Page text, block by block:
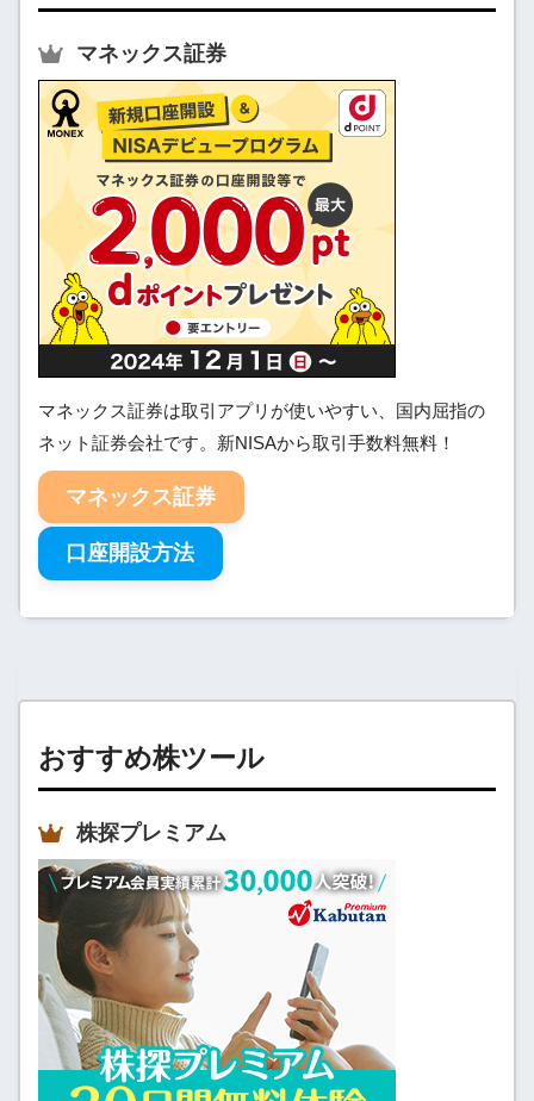
マネックス証券
マネックス証券は取引アプリが使いやすい、国内屈指の
ネット証券会社です。新NISAから取引手数料無料！
マネックス証券
口座開設方法
おすすめ株ツール
株探プレミアム